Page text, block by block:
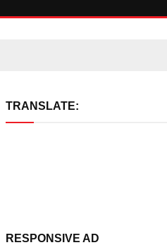
TRANSLATE:
RESPONSIVE AD